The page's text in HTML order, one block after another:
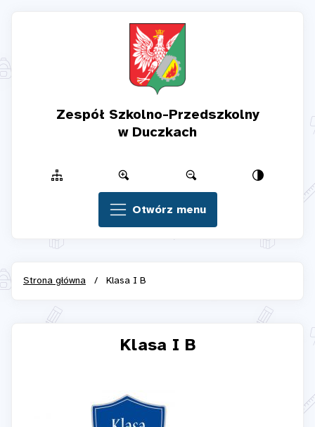
Zespół Szkolno-Przedszkolny
w Duczkach
Otwórz menu
Strona główna / Klasa I B
Klasa I B